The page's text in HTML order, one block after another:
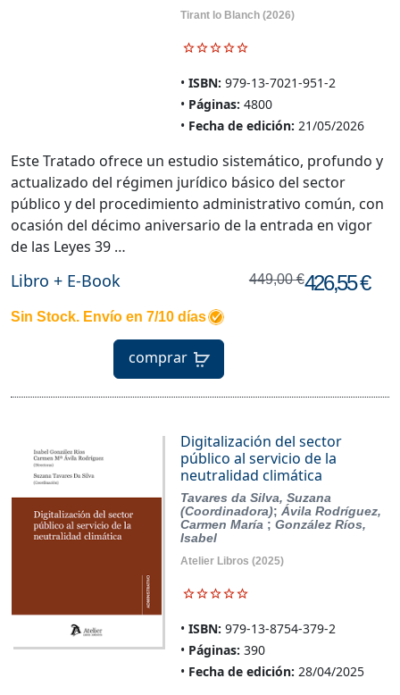
Tirant lo Blanch(2026)
ISBN: 979-13-7021-951-2
Páginas: 4800
Fecha de edición: 21/05/2026
Libro + E-Book 449,00 €426,55 €
Sin Stock. Envío en 7/10 días
comprar
Este Tratado ofrece un estudio sistemático, profundo y
actualizado del régimen jurídico básico del sector
público y del procedimiento administrativo común, con
ocasión del décimo aniversario de la entrada en vigor
de las Leyes 39 …
Digitalización del sector
público al servicio de la
neutralidad climática
Tavares da Silva, Suzana
(Coordinadora); Ávila Rodríguez,
Carmen María ; González Ríos,
Isabel
Atelier Libros (2025)
ISBN: 979-13-8754-379-2
Páginas: 390
Fecha de edición: 28/04/2025